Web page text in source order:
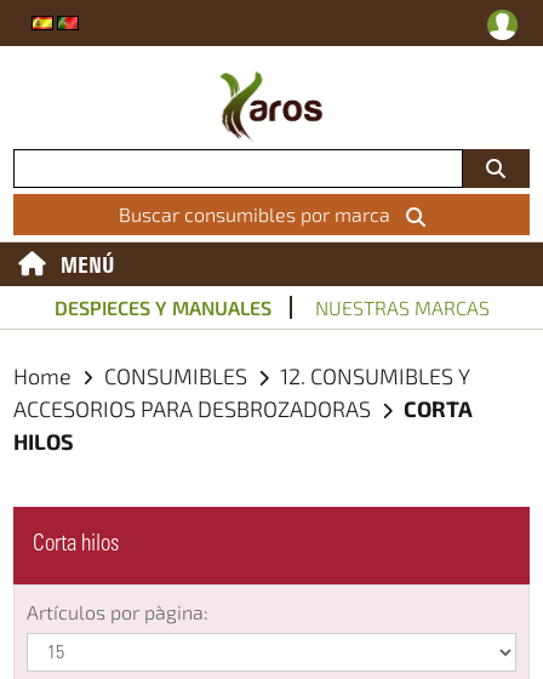
Buscar consumibles por marca
MENÚ
DESPIECES Y MANUALES NUESTRAS MARCAS
Home CONSUMIBLES
12. CONSUMIBLES Y
ACCESORIOS PARA DESBROZADORAS
CORTA
HILOS
Corta hilos
Artículos por pàgina: